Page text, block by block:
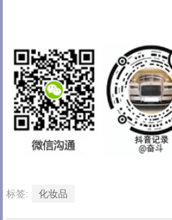
标签: 化妆品